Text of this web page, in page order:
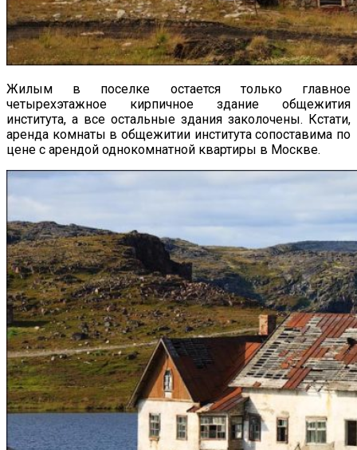
Жилым в поселке остается только главное
четырехэтажное кирпичное здание общежития
института, а все остальные здания заколочены. Кстати,
аренда комнаты в общежитии института сопоставима по
цене с арендой однокомнатной квартиры в Москве.